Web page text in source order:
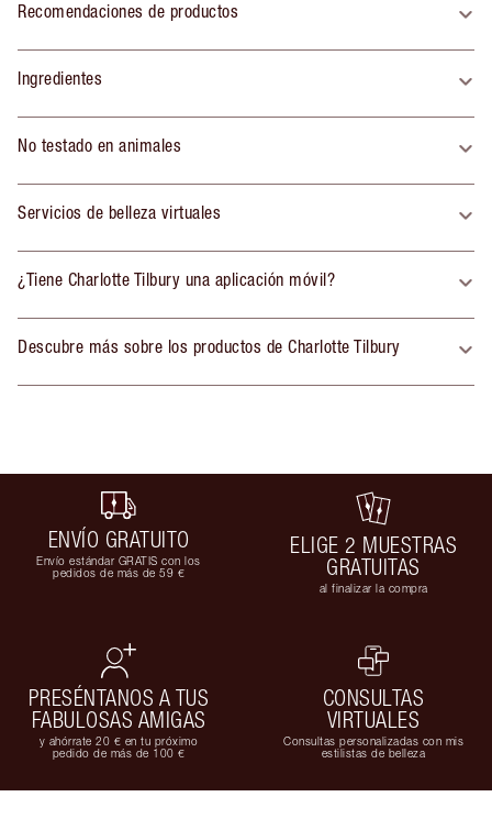
Recomendaciones de productos
Ingredientes
No testado en animales
Servicios de belleza virtuales
¿Tiene Charlotte Tilbury una aplicación móvil?
Descubre más sobre los productos de Charlotte Tilbury
ENVÍO GRATUITO
Envío estándar GRATIS con los
pedidos de más de 59 €
ELIGE 2 MUESTRAS
GRATUITAS
al finalizar la compra
PRESÉNTANOS A TUS
FABULOSAS AMIGAS
y ahórrate 20 € en tu próximo
pedido de más de 100 €
CONSULTAS
VIRTUALES
Consultas personalizadas con mis
estilistas de belleza